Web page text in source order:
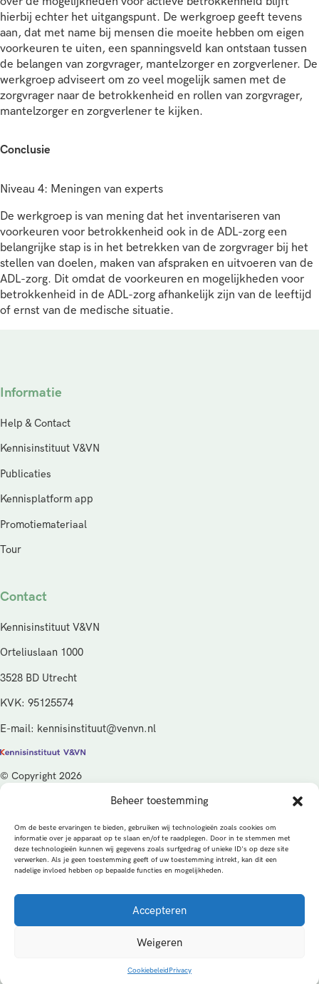
Beheer toestemming
Om de beste ervaringen te bieden, gebruiken wij technologieën zoals cookies om
informatie over je apparaat op te slaan en/of te raadplegen. Door in te stemmen met
deze technologieën kunnen wij gegevens zoals surfgedrag of unieke ID's op deze site
verwerken. Als je geen toestemming geeft of uw toestemming intrekt, kan dit een
nadelige invloed hebben op bepaalde functies en mogelijkheden.
Accepteren
Weigeren
CookiebeleidPrivacy
hierbij echter het uitgangspunt. De werkgroep geeft tevens
aan, dat met name bij mensen die moeite hebben om eigen
voorkeuren te uiten, een spanningsveld kan ontstaan tussen
de belangen van zorgvrager, mantelzorger en zorgverlener. De
werkgroep adviseert om zo veel mogelijk samen met de
zorgvrager naar de betrokkenheid en rollen van zorgvrager,
mantelzorger en zorgverlener te kijken.
Conclusie
Niveau 4: Meningen van experts
De werkgroep is van mening dat het inventariseren van
voorkeuren voor betrokkenheid ook in de ADL-zorg een
belangrijke stap is in het betrekken van de zorgvrager bij het
stellen van doelen, maken van afspraken en uitvoeren van de
ADL-zorg. Dit omdat de voorkeuren en mogelijkheden voor
betrokkenheid in de ADL-zorg afhankelijk zijn van de leeftijd
of ernst van de medische situatie.
Informatie
Help & Contact
Kennisinstituut V&VN
Publicaties
Kennisplatform app
Promotiemateriaal
Tour
Contact
Kennisinstituut V&VN
Orteliuslaan 1000
3528 BD Utrecht
KVK: 95125574
E-mail: kennisinstituut@venvn.nl
© Copyright 2026
De activiteiten van het Kennisinstituut V&VN worden gefinancierd
vanuit de kwaliteitsgelden van het ministerie van Volksgezondheid,
Welzijn en Sport (VWS), beheerd door ZonMw.
PrivacybeleidCookiesAlgemene voorwaarden